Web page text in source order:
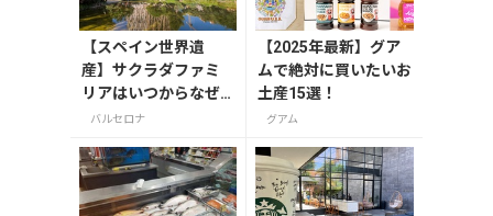
【スペイン世界遺
産】サクラダファミ
リアはいつからなぜ
作られた？いつ完成
解説
バルセロナ
【2025年最新】グア
ムで絶対に買いたいお
土産15選！
グアム